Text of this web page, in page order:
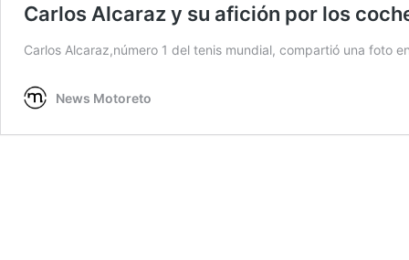
Carlos Alcaraz y su afición por los
Carlos Alcaraz,número 1 del tenis mundial, compartió una foto
News Motoreto